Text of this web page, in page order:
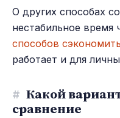
О других способах
нестабильное время
способов
работает и для
# Какой
сравнение